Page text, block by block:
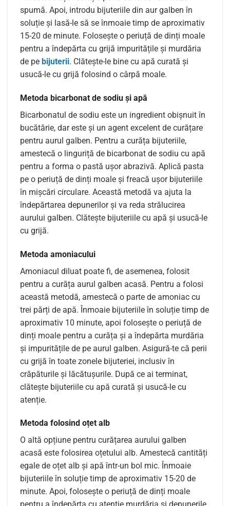
spumă. Apoi, introdu bijuteriile din aur galben în
soluție și lasă-le să se înmoaie timp de aproximativ
15-20 de minute. Folosește o periuță de dinți moale
pentru a îndepărta cu grijă impuritățile și murdăria
de pe bijuterii. Clătește-le bine cu apă curată și
usucă-le cu grijă folosind o cârpă moale.
Metoda bicarbonat de sodiu și apă
Bicarbonatul de sodiu este un ingredient obișnuit în
bucătărie, dar este și un agent excelent de curățare
pentru aurul galben. Pentru a curăța bijuteriile,
amestecă o linguriță de bicarbonat de sodiu cu apă
pentru a forma o pastă ușor abrazivă. Aplică pasta
pe o periuță de dinți moale și freacă ușor bijuteriile
în mișcări circulare. Această metodă va ajuta la
îndepărtarea depunerilor și va reda strălucirea
aurului galben. Clătește bijuteriile cu apă și usucă-le
cu grijă.
Metoda amoniacului
Amoniacul diluat poate fi, de asemenea, folosit
pentru a curăța aurul galben acasă. Pentru a folosi
această metodă, amestecă o parte de amoniac cu
trei părți de apă. Înmoaie bijuteriile în soluție timp de
aproximativ 10 minute, apoi folosește o periuță de
dinți moale pentru a curăța și a îndepărta murdăria
și impuritățile de pe aurul galben. Asigură-te că perii
cu grijă în toate zonele bijuteriei, inclusiv în
crăpăturile și lăcătușurile. După ce ai terminat,
clătește bijuteriile cu apă curată și usucă-le cu
atenție.
Metoda folosind oțet alb
O altă opțiune pentru curățarea aurului galben
acasă este folosirea oțetului alb. Amestecă cantități
egale de oțet alb și apă într-un bol mic. Înmoaie
bijuteriile în soluție timp de aproximativ 15-20 de
minute. Apoi, folosește o periuță de dinți moale